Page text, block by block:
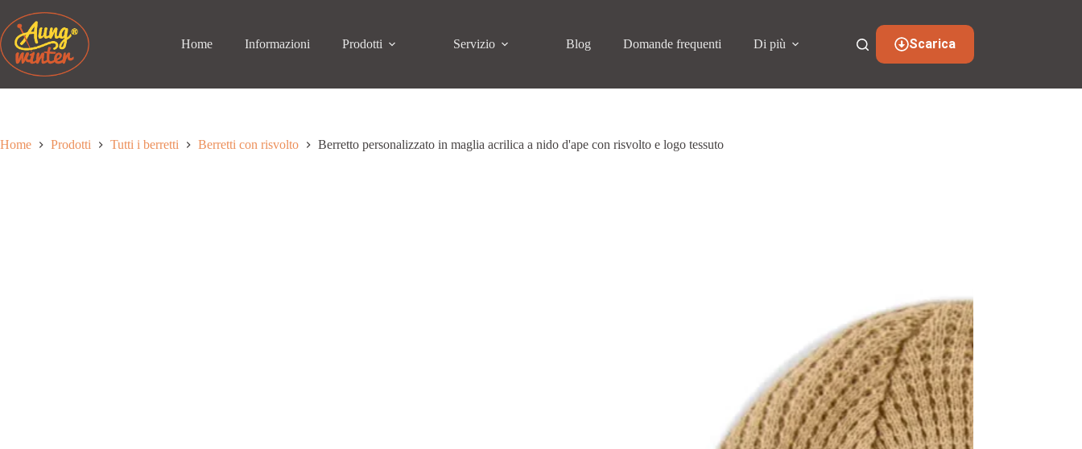
contenuto
Home Informazioni Prodotti Servizio Blog Domande frequenti Di più Scarica
Home Prodotti Tutti i berretti Berretti con risvolto Berretto personalizzato in maglia acrilica a nido d'ape con risvolto e logo tessuto